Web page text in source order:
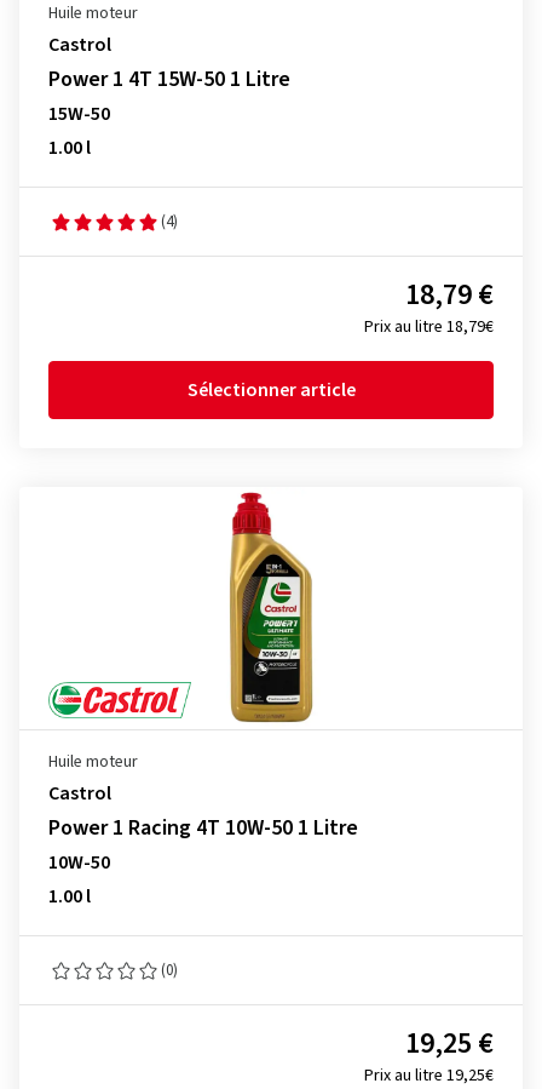
Huile moteur
Castrol
Power 1 4T 15W-50 1 Litre
15W-50
1.00 l
(4)
Prix au litre 18,79€
18,79 €
Sélectionner article
Huile moteur
Castrol
Power 1 Racing 4T 10W-50 1 Litre
10W-50
1.00 l
(0)
Prix au litre 19,25€
19,25 €